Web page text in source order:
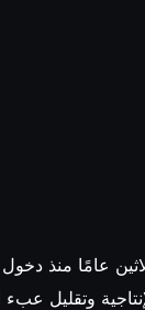
عامًا منذ
وتقليل